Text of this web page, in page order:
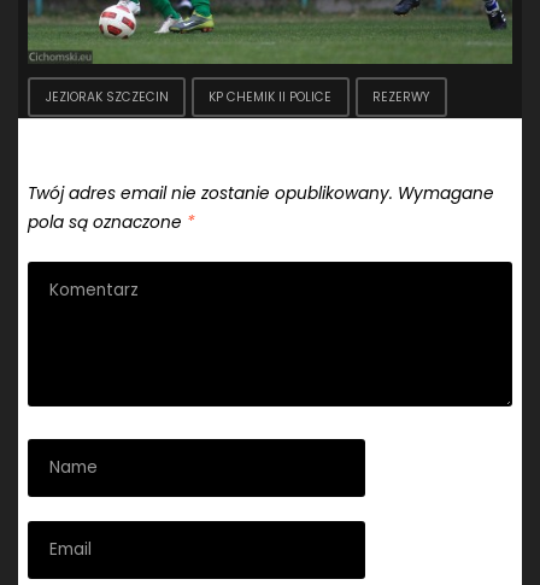
JEZIORAK SZCZECIN KP CHEMIK II POLICE REZERWY
Twój adres email nie zostanie opublikowany. Wymagane
pola są oznaczone *